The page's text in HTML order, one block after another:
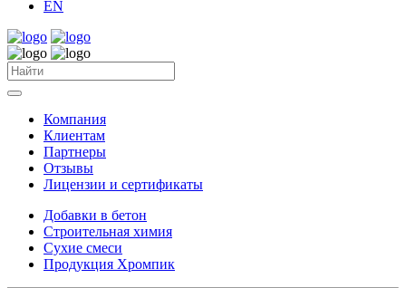
EN
Компания
Клиентам
Партнеры
Отзывы
Лицензии и сертификаты
Добавки в бетон
Строительная химия
Сухие смеси
Продукция Хромпик